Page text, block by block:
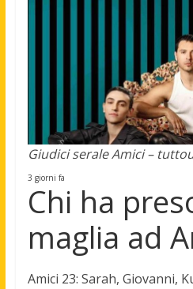
Giudici serale Amici –
3 giorni fa
Chi ha
maglia ad
Amici 23: Sarah, Giovanni,